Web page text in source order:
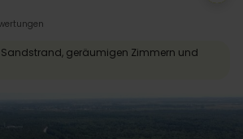
geräumigen Zimmern und